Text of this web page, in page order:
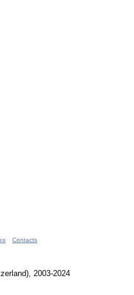
Contacts
2003-2024